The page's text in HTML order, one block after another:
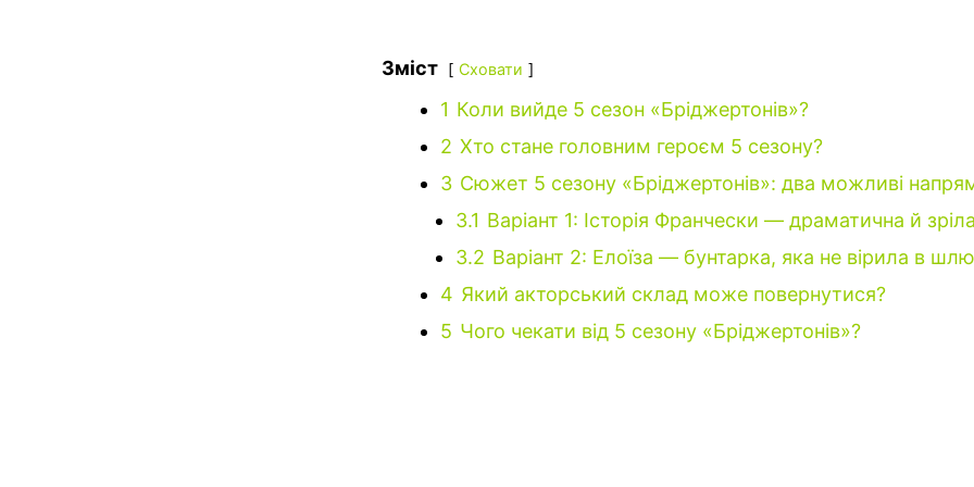
Зміст Сховати
1 Коли вийде 5 сезон «Бріджертонів»?
2 Хто стане головним героєм 5 сезону?
3 Сюжет 5 сезону «Бріджертонів»: два можливі
3.1 Варіант 1: Історія Франчески — драматична й зріла
3.2 Варіант 2: Елоїза — бунтарка, яка не вірила в
4 Який акторський склад може повернутися?
5 Чого чекати від 5 сезону «Бріджертонів»?